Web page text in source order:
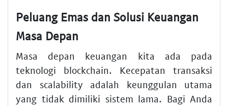
Peluang Emas dan Solusi Keuangan
Masa Depan
Masa depan keuangan kita ada pada
teknologi blockchain. Kecepatan transaksi
dan scalability adalah keunggulan utama
yang tidak dimiliki sistem lama. Bagi Anda